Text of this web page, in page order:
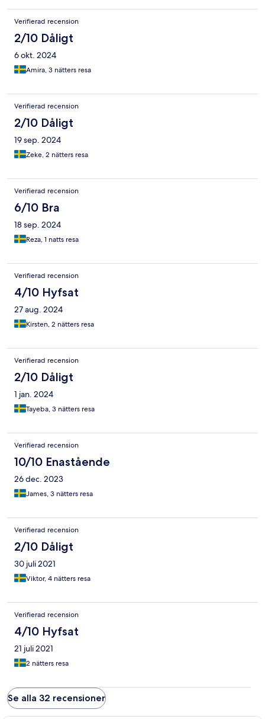
Verifierad recension
2/10 Dåligt
6 okt. 2024
Amira, 3 nätters resa
Verifierad recension
2/10 Dåligt
19 sep. 2024
Zeke, 2 nätters resa
Verifierad recension
6/10 Bra
18 sep. 2024
Reza, 1 natts resa
Verifierad recension
4/10 Hyfsat
27 aug. 2024
Kirsten, 2 nätters resa
Verifierad recension
2/10 Dåligt
1 jan. 2024
Tayeba, 3 nätters resa
Verifierad recension
10/10 Enastående
26 dec. 2023
James, 3 nätters resa
Verifierad recension
2/10 Dåligt
30 juli 2021
Viktor, 4 nätters resa
Verifierad recension
4/10 Hyfsat
21 juli 2021
2 nätters resa
Se alla 32 recensioner